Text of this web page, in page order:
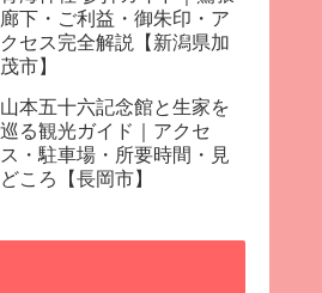
廊下・ご利益・御朱印・ア
クセス完全解説【新潟県加
茂市】
山本五十六記念館と生家を
巡る観光ガイド｜アクセ
ス・駐車場・所要時間・見
どころ【長岡市】